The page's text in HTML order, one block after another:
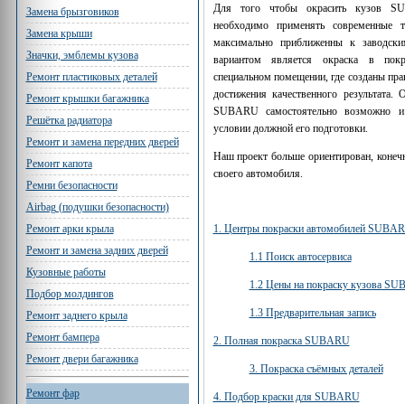
Замена брызговиков
Замена крыши
Значки, эмблемы кузова
Ремонт пластиковых деталей
Ремонт крышки багажника
Решётка радиатора
Ремонт и замена передних дверей
Ремонт капота
Ремни безопасности
Airbag (подушки безопасности)
Ремонт арки крыла
Ремонт и замена задних дверей
Кузовные работы
Подбор молдингов
Ремонт заднего крыла
Ремонт бампера
Ремонт двери багажника
Ремонт фар
Для того чтобы окрасить кузов
необходимо применять современные
максимально приближенны к
вариантом является окраска в
специальном помещении, где созданы
достижения качественного результата.
SUBARU самостоятельно
условии должной его подготовки.
Наш проект больше ориентирован,
своего автомобиля.
1. Центры покраски автомобилей
1.1 Поиск автосервиса
1.2 Цены на покраску кузова
1.3 Предварительная запись
2. Полная покраска SUBARU
3. Покраска съёмных деталей
4. Подбор краски для SUBARU